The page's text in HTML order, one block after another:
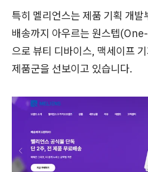
특히 멜리언스는 제품 기획 개
배송까지 아우르는 원스텝
으로 뷰티 디바이스, 맥세이프
제품군을 선보이고 있습니다.